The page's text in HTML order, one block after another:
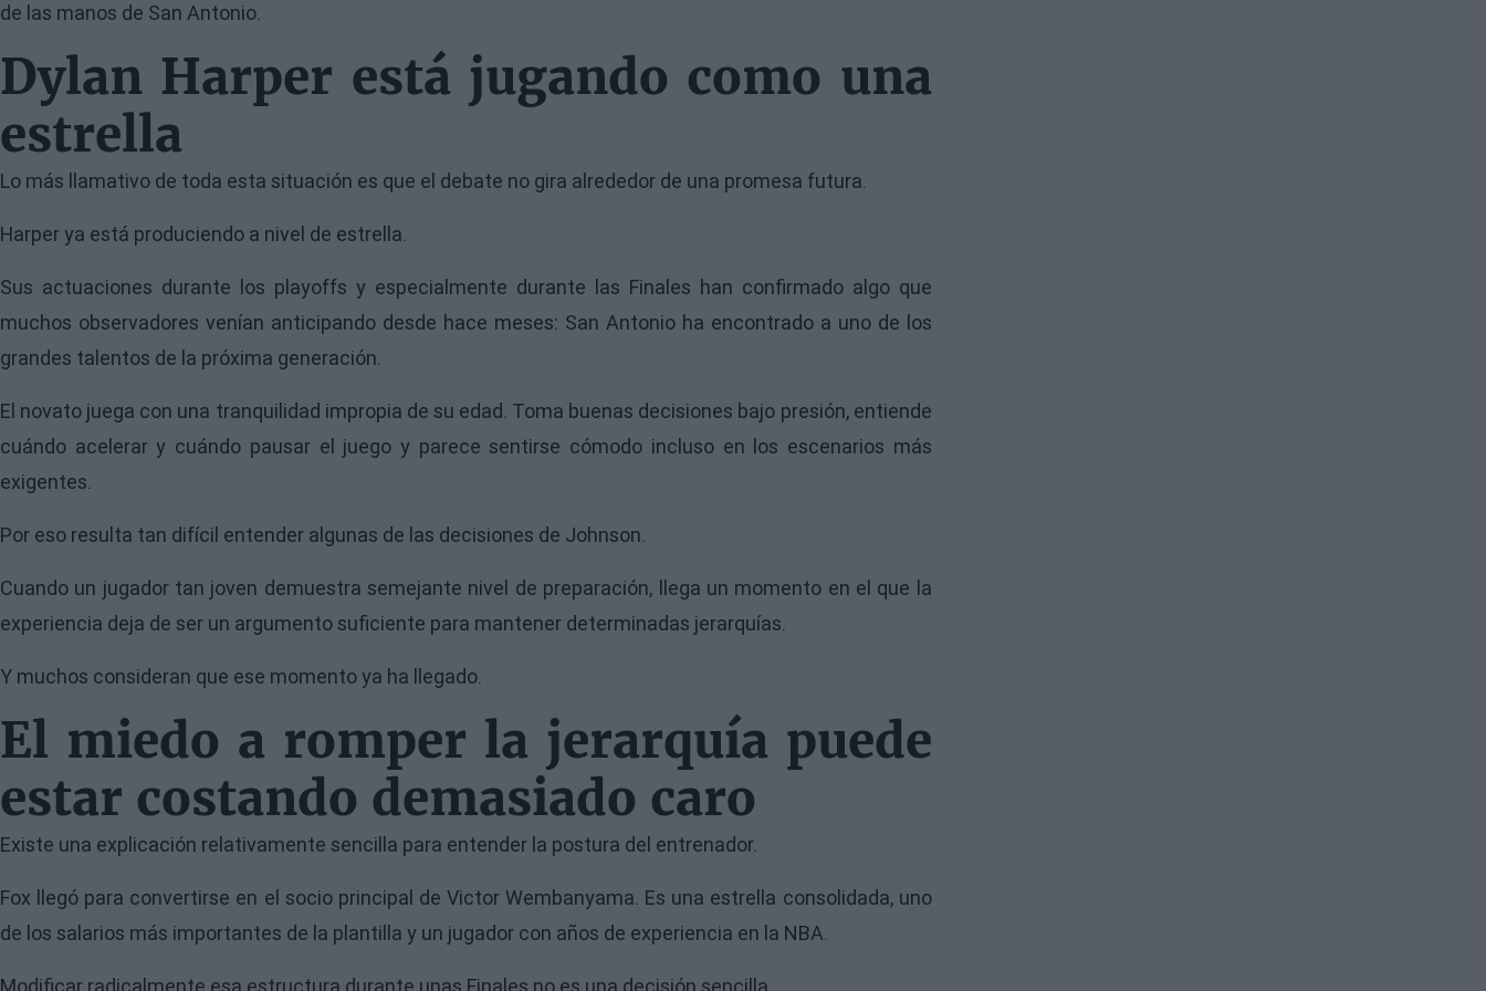
de las manos de San Antonio.
Dylan Harper está jugando como una
estrella
Lo más llamativo de toda esta situación es que el debate no gira alrededor de una promesa futura.
Harper ya está produciendo a nivel de estrella.
Sus actuaciones durante los playoffs y especialmente durante las Finales han confirmado algo que
muchos observadores venían anticipando desde hace meses: San Antonio ha encontrado a uno de los
grandes talentos de la próxima generación.
El novato juega con una tranquilidad impropia de su edad. Toma buenas decisiones bajo presión, entiende
cuándo acelerar y cuándo pausar el juego y parece sentirse cómodo incluso en los escenarios más
exigentes.
Por eso resulta tan difícil entender algunas de las decisiones de Johnson.
Cuando un jugador tan joven demuestra semejante nivel de preparación, llega un momento en el que la
experiencia deja de ser un argumento suficiente para mantener determinadas jerarquías.
Y muchos consideran que ese momento ya ha llegado.
El miedo a romper la jerarquía puede
estar costando demasiado caro
Existe una explicación relativamente sencilla para entender la postura del entrenador.
Fox llegó para convertirse en el socio principal de Victor Wembanyama. Es una estrella consolidada, uno
de los salarios más importantes de la plantilla y un jugador con años de experiencia en la NBA.